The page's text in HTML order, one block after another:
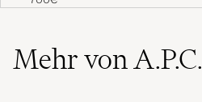
Mehr von A.P.C.